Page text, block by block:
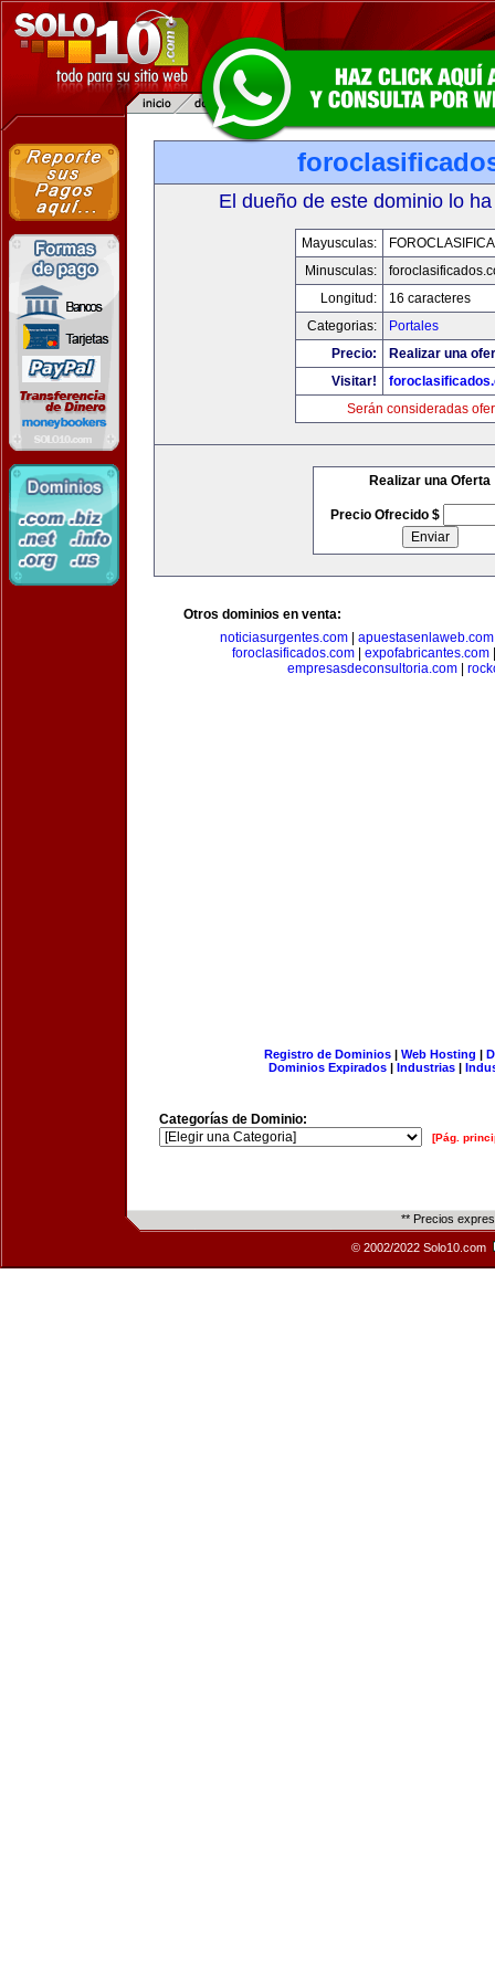
El dueño de este dominio lo
Mayusculas:
Minusculas:
Longitud:
16 caracteres
Categorias:
Portales
Precio:
Realizar una
Visitar!
Serán consideradas
Realizar una Oferta
Precio Ofrecido $
Otros dominios en venta:
noticiasurgentes.com| apuestasenlaweb.com
foroclasificados.com
expofabricantes.com
empresasdeconsultoria.com
Registro de Dominios| Web Hosting |
Dominios Expirados | Industrias |
Categorías de Dominio:
[Pág.
** Precios
© 2002/2022 Solo10.com